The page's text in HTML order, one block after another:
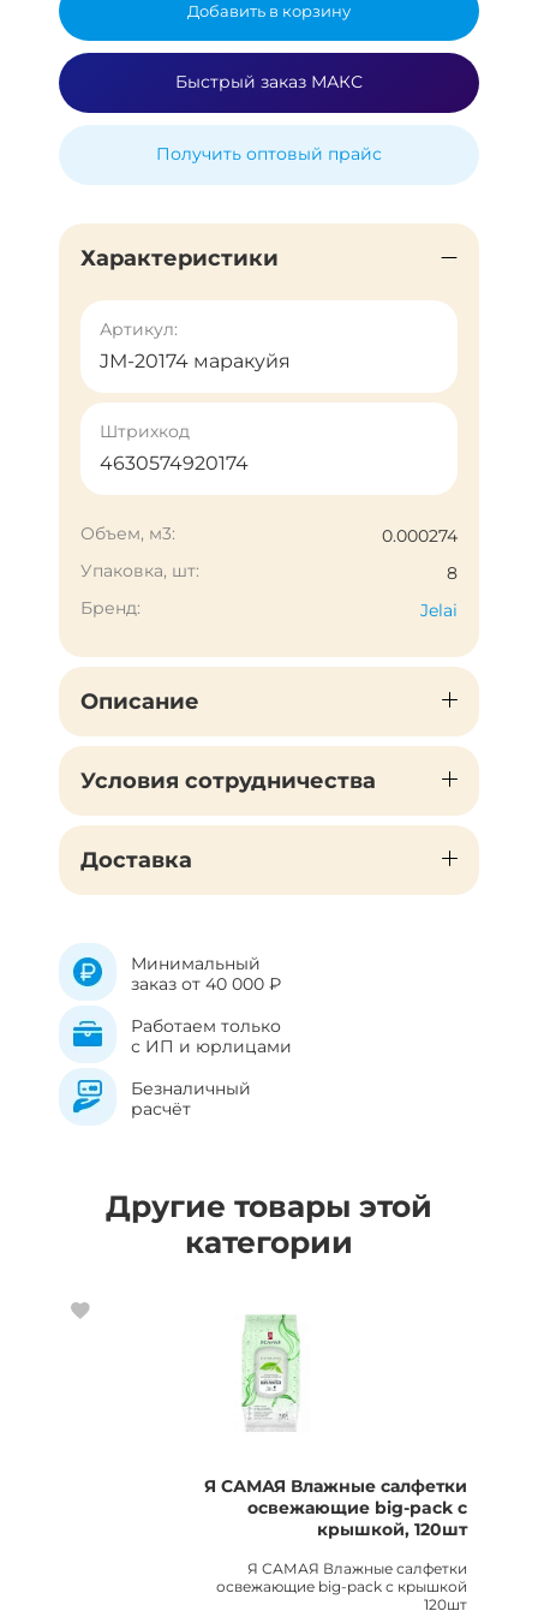
Добавить в корзину
Быстрый заказ МАКС
Получить оптовый прайс
Характеристики
Артикул:
JМ-20174 маракуйя
Штрихкод
4630574920174
Объем, м3:
0.000274
Упаковка, шт:
8
Бренд:
Jelai
Описание
Условия сотрудничества
Доставка
Минимальный
заказ от 40 000 ₽
Работаем только
с ИП и юрлицами
Безналичный
расчёт
Другие товары этой
категории
Я САМАЯ Влажные салфетки
освежающие big-pack с
крышкой, 120шт
Я САМАЯ Влажные салфетки
освежающие big-pack с крышкой
120шт